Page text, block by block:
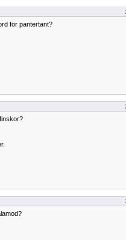
för pantertant?